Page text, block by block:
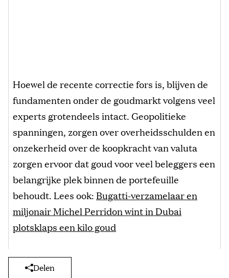
Hoewel de recente correctie fors is, blijven de
fundamenten onder de goudmarkt volgens veel
experts grotendeels intact. Geopolitieke
spanningen, zorgen over overheidsschulden en
onzekerheid over de koopkracht van valuta
zorgen ervoor dat goud voor veel beleggers een
belangrijke plek binnen de portefeuille
behoudt. Lees ook: Bugatti-verzamelaar en
miljonair Michel Perridon wint in Dubai
plotsklaps een kilo goud
Delen